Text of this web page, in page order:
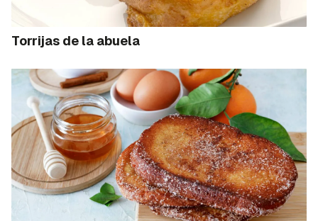
Torrijas de la abuela